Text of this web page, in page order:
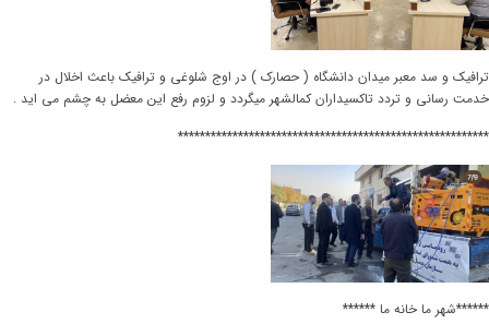
ترافیک و سد معبر میدان دانشگاه ( حصارک ) در اوج شلوغی و ترافیک باعث اخلال در
خدمت رسانی و تردد تاکسیداران کمالشهر میگردد و لزوم رفع این معضل به چشم می اید .
*********************************************************
******شهر ما خانه ما ******